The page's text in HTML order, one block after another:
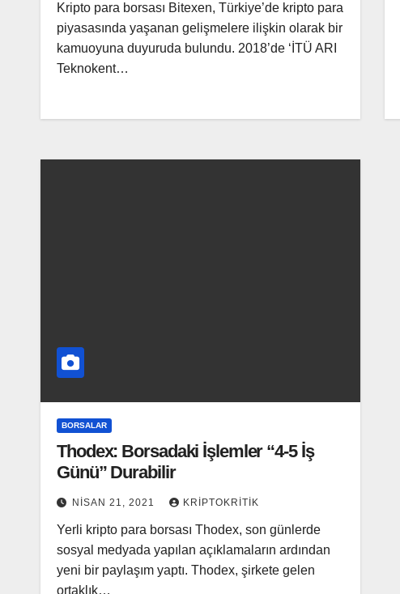
Kripto para borsası Bitexen, Türkiye’de kripto para
piyasasında yaşanan gelişmelere ilişkin olarak bir
kamuoyuna duyuruda bulundu. 2018’de ‘İTÜ ARI
Teknokent…
BORSALAR
Thodex: Borsadaki İşlemler “4-5 İş
Günü” Durabilir
NISAN 21, 2021 KRIPTOKRITIK
Yerli kripto para borsası Thodex, son günlerde
sosyal medyada yapılan açıklamaların ardından
yeni bir paylaşım yaptı. Thodex, şirkete gelen
ortaklık…